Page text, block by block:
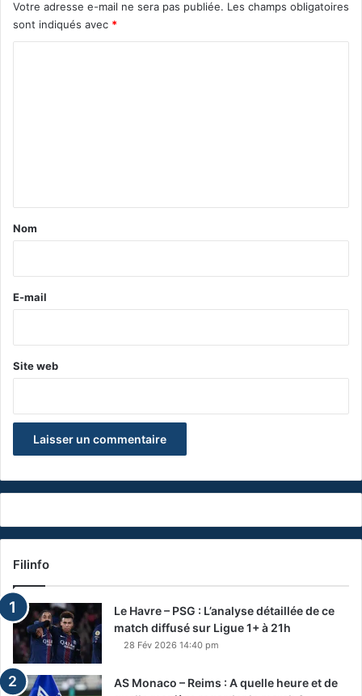
Votre adresse e-mail ne sera pas publiée. Les champs obligatoires
sont indiqués avec *
a
e
Nom
E-mail
Site web
Filinfo
Le Havre – PSG : L’analyse détaillée de ce
match diffusé sur Ligue 1+ à 21h
28 Fév 2026 14:40 pm
AS Monaco – Reims : A quelle heure et de